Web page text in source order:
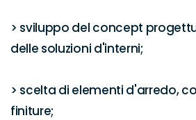
> sviluppo del concept
delle soluzioni d'interni;
> scelta di elementi d'arredo,
finiture;